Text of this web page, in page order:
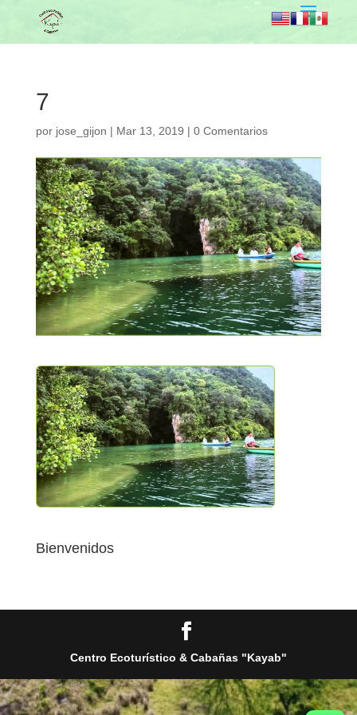
7
por jose_gijon | Mar 13, 2019 | 0 Comentarios
Bienvenidos
Centro Ecoturístico & Cabañas "Kayab"